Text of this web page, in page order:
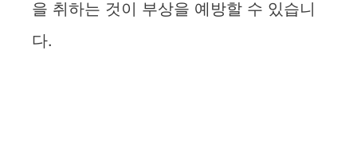
을 취하는 것이 부상을 예방할 수 있습니
다.